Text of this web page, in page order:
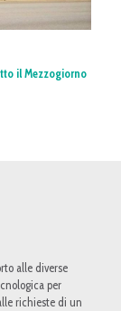
il Mezzogiorno
alle diverse
per
richieste di un